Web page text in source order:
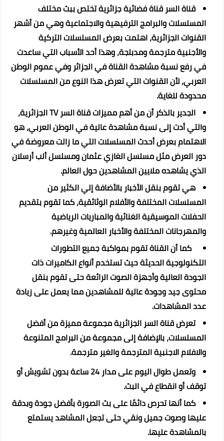
قناة السر قناة فضائية جزائرية تختص ببث مختلف
المسلسلات والبرامج الترفيهية والاجتماعية وهي من أشهر
القنوات الجزائرية، اهتمت بعرض المسلسلات التركية
والأجنبية مترجمة ومدبلجة، وهذا أحد الأسباب التي ساعدت
في رفع نسبة مشاهدة القناة في الجزائر وفي عموم الوطن
العربي، لأن القنوات التي تعرض هذا النوع من المسلسلات
محدودة للغاية.
الجدير بالذكر أن من أهم مميزات قناة السر TV الجزائرية،
والتي أدت إلى نسبة مشاهدة عالية في الوطن العربي، هو
الاهتمام بعرض أحدث المسلسلات التي ما زالت معروضة في
دور العرض مثل مسلسل الغازي عثمان ومسلسل ألب أرسلان
الذي يشاهده ملايين المشاهدين حول العالم.
هي تقوم بنقل الأخبار بالأضافة إلي الكثير من
المسلسلات المختلفة والأفلام الوثائقية، كما تقوم بتقديم
الحفلات الموسيقية الغنائية والمباريات الرياضية
والمهرجانات المختلفة والأخبار العالمية وغيرهم.
كما أن القناة تقوم بمواكبة جميع التطورات
التكنولوجية الحديثة حيث تستخدم أنواع الكاميرات ذات
الجودة العالية وأجهزة الصوت الرائعة حتى تقوم بنقل
محتوى جيد وجودة عالية للمشاهدين مما يعمل على زيادة
عدد المشاهدات.
تعرض قناة السر الجزائرية مجموعة مميزة من أفضل
المسلسلات، بالإضافة إلى مجموعة من البرامج المتنوعة
والافلام الاجنبية المترجمة والغير مترجمة.
وتعمل طوال اليوم على مدار 24 ساعة بدون تشويش أو
توقف أو انقطاع في البث.
كما أنها تحرص دائمًا على بث الصورة بأفضل جودة وبدقة
عليها وصوت جميل ونقي حتى تجعل المشاهد يستمتع
بالمشاهدة عليها.